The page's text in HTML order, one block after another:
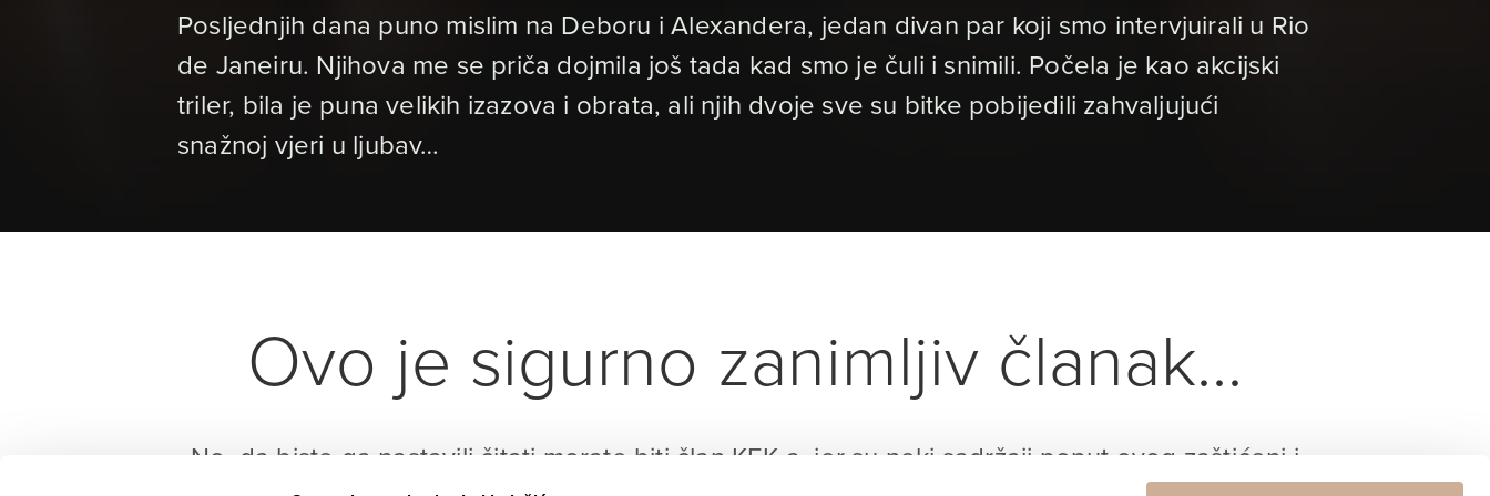
Posljednjih dana puno mislim na Deboru i Alexandera, jedan divan par koji smo intervjuirali u Rio
de Janeiru. Njihova me se priča dojmila još tada kad smo je čuli i snimili. Počela je kao akcijski
triler, bila je puna velikih izazova i obrata, ali njih dvoje sve su bitke pobijedili zahvaljujući
snažnoj vjeri u ljubav…
Ovo je sigurno zanimljiv članak...
No, da biste ga nastavili čitati morate biti član KEK-a, jer su neki sadržaji poput ovog zaštićeni i